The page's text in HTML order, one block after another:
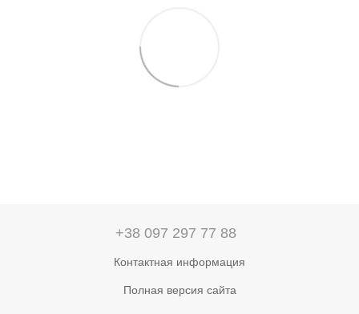
+38 097 297 77 88
Контактная информация
Полная версия сайта